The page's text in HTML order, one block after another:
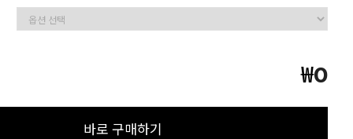
₩0
바로 구매하기